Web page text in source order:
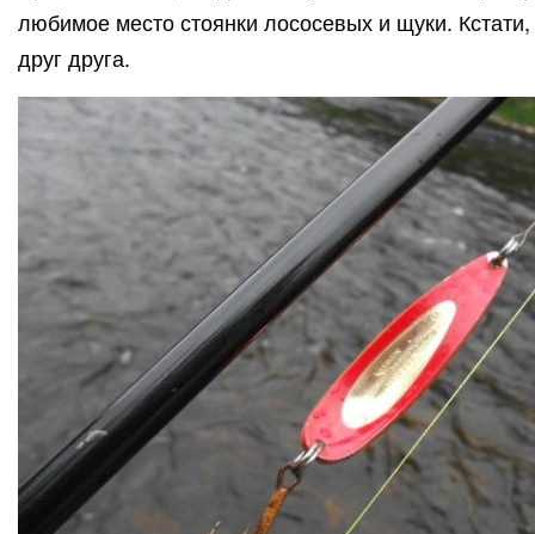
любимое место стоянки лососевых и щуки.
друг друга.